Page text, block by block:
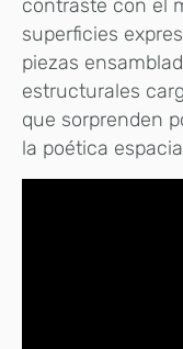
contraste con el
superficies
piezas
estructurales
que sorprenden
la poética